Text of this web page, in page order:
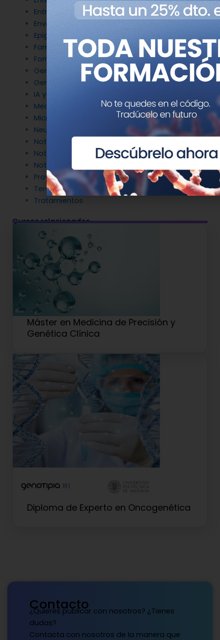
Entrevistas
Envejecimiento y longevidad
Epigenética
Farmacogenética
Formación
Genética del cáncer
Genética en Cardiología
IA y Genómica
Medicina Reproductiva
Microbiología molecular
Neurociencia
Noticias de Genotipia
Noticias de investigación
Noticias patrocinadas
Proyectos
Terapia Génica
Tratamientos
Cursos relacionados
Máster en Medicina de Precisión y
Genética Clínica
Diploma de Experto en Oncogenética
Contacto
¿Quieres publicar con nosotros? ¿Tienes
dudas?
Contacta con nosotros de la manera que